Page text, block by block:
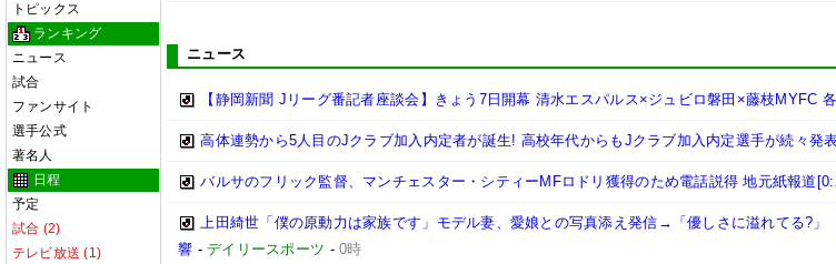
トピックス
ランキング
ニュース
試合
ファンサイト
選手公式
著名人
日程
予定
試合 (2)
テレビ放送 (1)
ニュース
【静岡新聞 Jリーグ番記者座談会】きょう7日開幕 清水エスパルス×ジュビロ磐田×藤枝MYFC
高体連勢から5人目のJクラブ加入内定者が誕生! 高校年代からもJクラブ加入内定選手が続々発
バルサのフリック監督、マンチェスター・シティーMFロドリ獲得のため電話説得 地元紙報道
上田綺世「僕の原動力は家族です」モデル妻、愛娘との写真添え発信→「優しさに溢れてる?」
響 -デイリースポーツ -0時